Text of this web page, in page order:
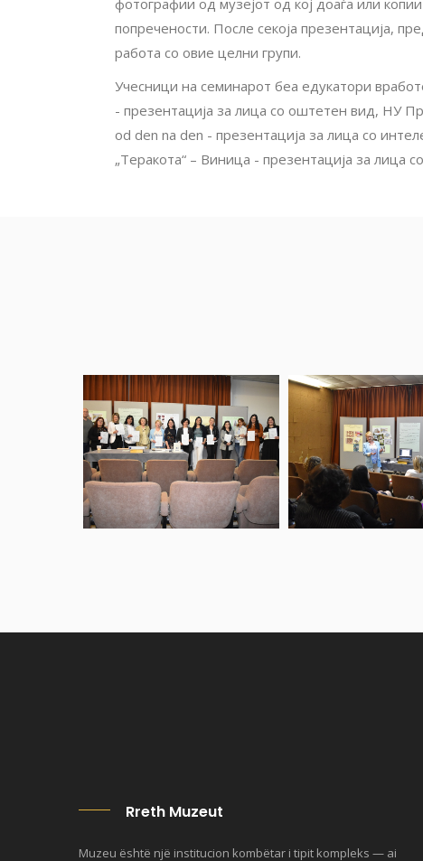
попречености. После секоја презентација,
работа со овие целни групи.
Учесници на семинарот беа едукатори
- презентација за лица со оштетен вид, НУ
od den na den - презентација за лица со
„Теракота“ – Виница - презентација за лица
Rreth Muzeut
Muzeu është një institucion kombëtar i tipit kompleks — ai